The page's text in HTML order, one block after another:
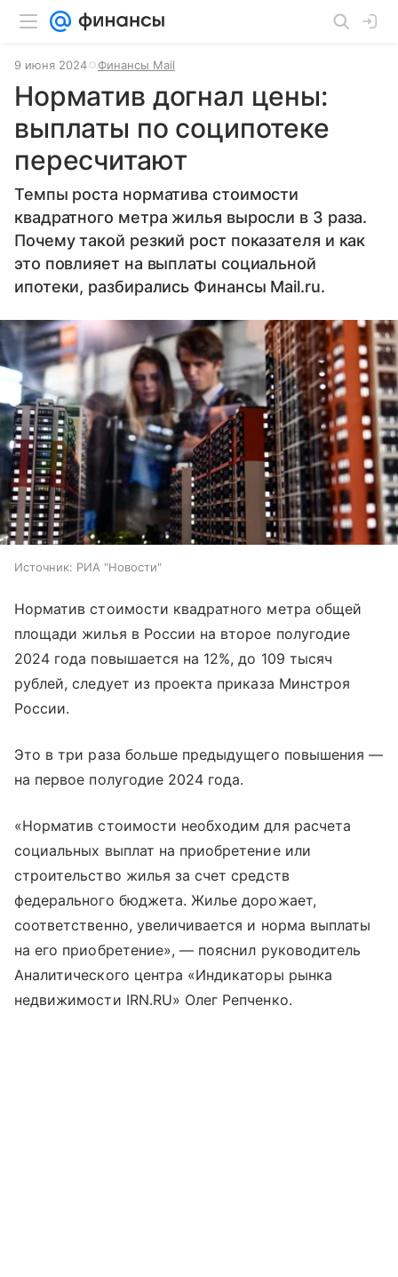
9 июня 2024 Финансы Mail
Норматив догнал цены:
выплаты по соципотеке
пересчитают
Темпы роста норматива стоимости
квадратного метра жилья выросли в 3 раза.
Почему такой резкий рост показателя и как
это повлияет на выплаты социальной
ипотеки, разбирались Финансы Mail.ru.
Источник: РИА "Новости"
Норматив стоимости квадратного метра общей
площади жилья в России на второе полугодие
2024 года повышается на 12%, до 109 тысяч
рублей, следует из проекта приказа Минстроя
России.
Это в три раза больше предыдущего повышения —
на первое полугодие 2024 года.
«Норматив стоимости необходим для расчета
социальных выплат на приобретение или
строительство жилья за счет средств
федерального бюджета. Жилье дорожает,
соответственно, увеличивается и норма выплаты
на его приобретение», — пояснил руководитель
Аналитического центра «Индикаторы рынка
недвижимости IRN.RU» Олег Репченко.